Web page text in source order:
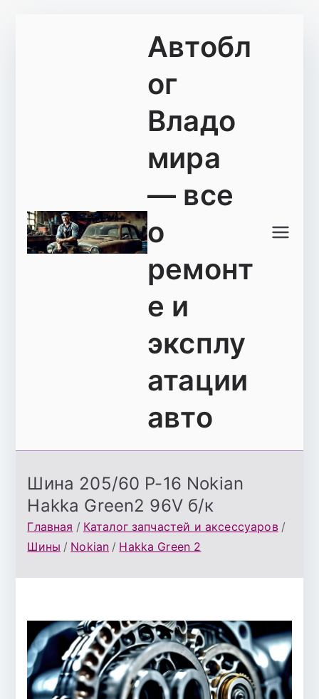
Автобл
ог
Владо
мира
— все
о
ремонт
е и
эксплу
атации
авто
Шина 205/60 Р-16 Nokian
Hakka Green2 96V б/к
Главная
Каталог запчастей и аксессуаров
Шины
Nokian Hakka Green 2